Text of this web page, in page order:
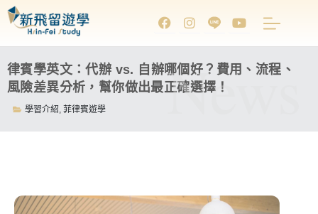
律賓學英文：代辦 vs. 自辦哪個好？費用、流程、
風險差異分析，幫你做出最正確選擇！
學習介紹, 菲律賓遊學 News